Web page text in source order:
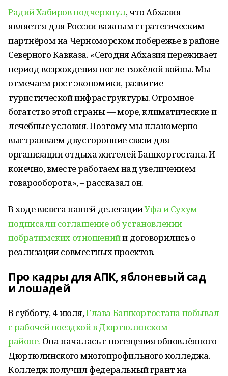
Радий Хабиров подчеркнул, что Абхазия
является для России важным стратегическим
партнёром на Черноморском побережье в районе
Северного Кавказа. «Сегодня Абхазия переживает
период возрождения после тяжёлой войны. Мы
отмечаем рост экономики, развитие
туристической инфраструктуры. Огромное
богатство этой страны — море, климатические и
лечебные условия. Поэтому мы планомерно
выстраиваем двусторонние связи для
организации отдыха жителей Башкортостана. И
конечно, вместе работаем над увеличением
товарооборота», – рассказал он.
В ходе визита нашей делегацииУфа и Сухум
подписали соглашение об установлении
побратимских отношенийи договорились о
реализации совместных проектов.
Про кадры для АПК, яблоневый сад
илошадей
В субботу, 4 июля,Глава Башкортостана побывал
с рабочей поездкой в Дюртюлинском
районе. Она началась с посещения обновлённого
Дюртюлинского многопрофильного колледжа.
Колледж получил федеральный грант на